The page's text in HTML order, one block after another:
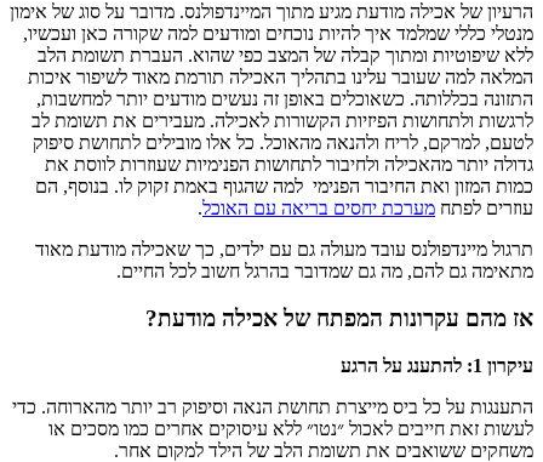
הרעיון של אכילה מודעת מגיע מתוך המיינדפולנס. מדובר על סוג של אימון
מנטלי כללי שמלמד איך להיות נוכחים ומודעים למה שקורה כאן ועכשיו,
ללא שיפוטיות ומתוך קבלה של המצב כפי שהוא. העברת תשומת הלב
המלאה למה שעובר עלינו בתהליך האכילה תורמת מאוד לשיפור איכות
התזונה בכללותה. כשאוכלים באופן זה נעשים מודעים יותר למחשבות,
לרגשות ולתחושות הפיזיות הקשורות לאכילה. מעבירים את תשומת לב
לטעם, למרקם, לריח ולהנאה מהאוכל. כל אלו מובילים לתחושת סיפוק
גדולה יותר מהאכילה ולחיבור לתחושות הפנימיות שעוזרות לווסת את
כמות המזון ואת החיבור הפנימי למה שהגוף באמת זקוק לו. בנוסף, הם
עוזרים לפתח מערכת יחסים בריאה עם האוכל.
תרגול מיינדפולנס עובד מעולה גם עם ילדים, כך שאכילה מודעת מאוד
מתאימה גם להם, מה גם שמדובר בהרגל חשוב לכל החיים.
אז מהם עקרונות המפתח של אכילה מודעת?
עיקרון 1: להתענג על הרגע
התענגות על כל ביס מייצרת תחושת הנאה וסיפוק רב יותר מהארוחה. כדי
לעשות זאת חייבים לאכול ״נטו״ ללא עיסוקים אחרים כמו מסכים או
משחקים ששואבים את תשומת הלב של הילד למקום אחר.